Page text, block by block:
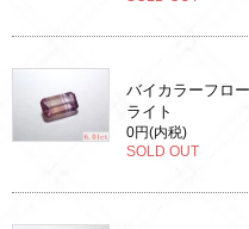
バイカラーフロー
ライト
0円(内税)
SOLD OUT